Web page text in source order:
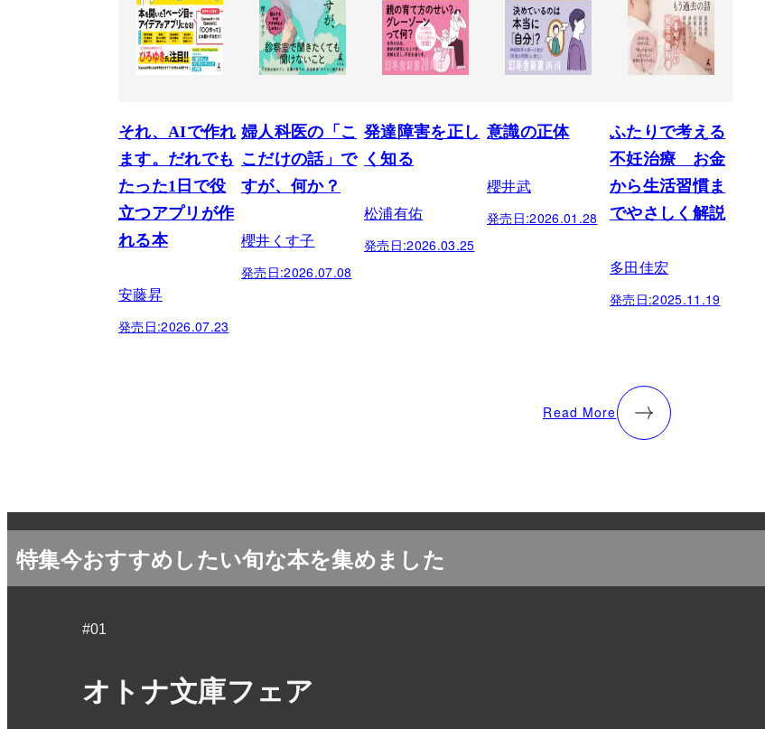
それ、AIで作れ
ます。だれでも
たった1日で役
立つアプリが作
れる本
安藤昇
発売日:2026.07.23
婦人科医の「こ
こだけの話」で
すが、何か？
櫻井くす子
発売日:2026.07.08
発達障害を正し
く知る
松浦有佑
発売日:2026.03.25
意識の正体
櫻井武
発売日:2026.01.28
ふたりで考える
不妊治療 お金
から生活習慣ま
でやさしく解説
多田佳宏
発売日:2025.11.19
Read More
特集今おすすめしたい旬な本を集めました
#01
オトナ文庫フェア